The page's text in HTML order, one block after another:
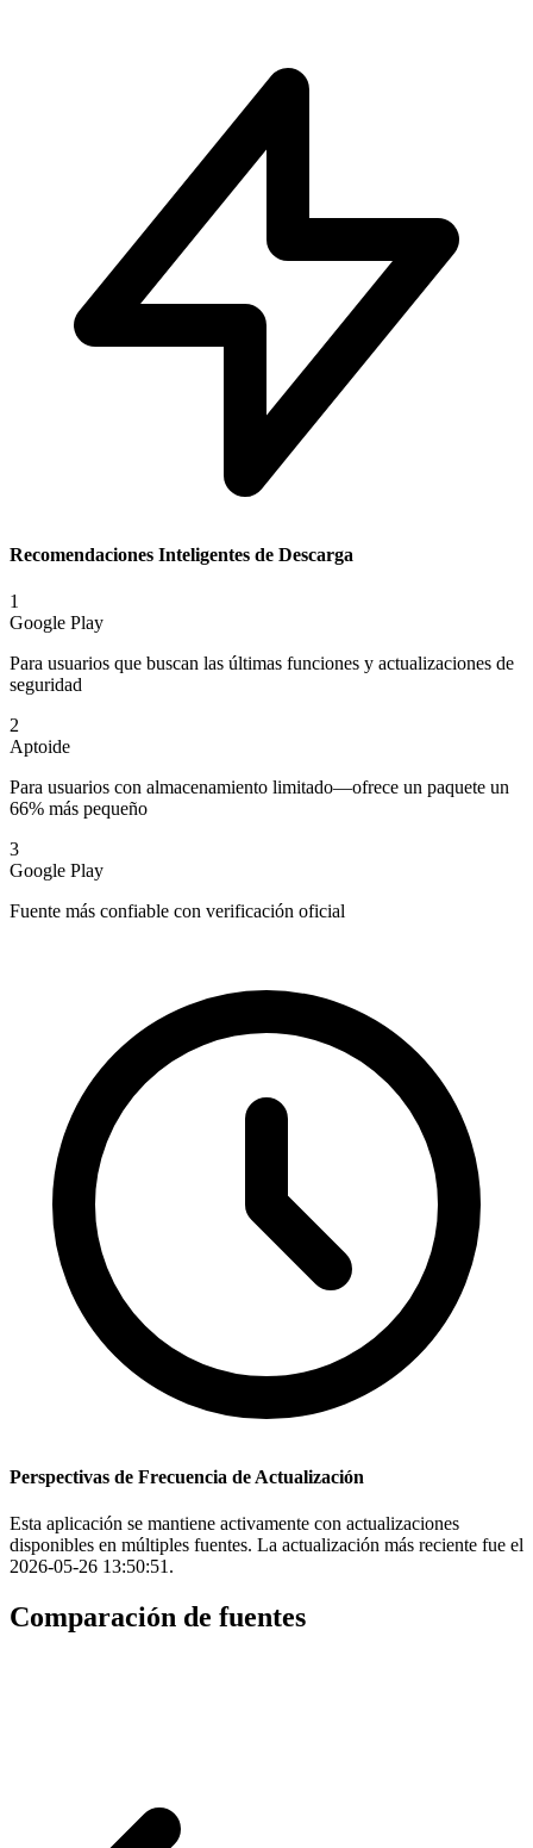
Recomendaciones Inteligentes de Descarga
1
Google Play
Para usuarios que buscan las últimas funciones y actualizaciones de
seguridad
2
Aptoide
Para usuarios con almacenamiento limitado—ofrece un paquete un
66% más pequeño
3
Google Play
Fuente más confiable con verificación oficial
Perspectivas de Frecuencia de Actualización
Esta aplicación se mantiene activamente con actualizaciones
disponibles en múltiples fuentes. La actualización más reciente fue el
2026-05-26 13:50:51.
Comparación de fuentes